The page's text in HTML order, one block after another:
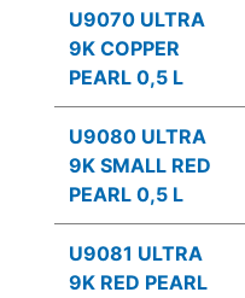
U9070 ULTRA
9K COPPER
PEARL 0,5 L
U9080 ULTRA
9K SMALL RED
PEARL 0,5 L
U9081 ULTRA
9K RED PEARL